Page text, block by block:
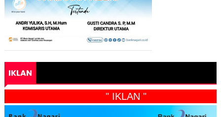
IKLAN
" IKLAN "